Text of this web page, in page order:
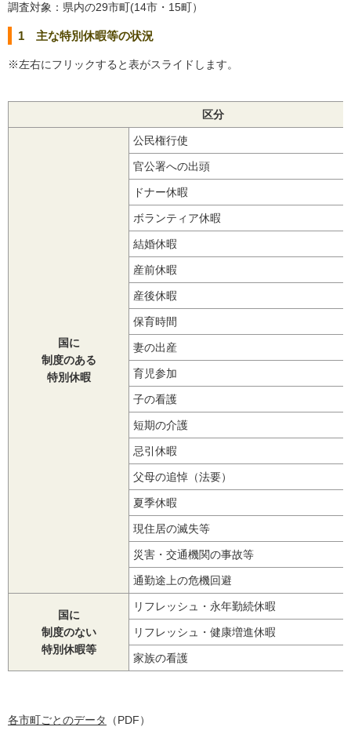
調査対象：県内の29市町(14市・15町）
1 主な特別休暇等の状況
※左右にフリックすると表がスライドします。
区分
国に
制度のある
特別休暇
公民権行使
官公署への出頭
ドナー休暇
ボランティア休暇
結婚休暇
産前休暇
産後休暇
保育時間
妻の出産
育児参加
子の看護
短期の介護
忌引休暇
父母の追悼（法要）
夏季休暇
現住居の滅失等
災害・交通機関の事故等
通勤途上の危機回避
国に
制度のない
特別休暇等
リフレッシュ・永年勤続休暇
リフレッシュ・健康増進休暇
家族の看護
各市町ごとのデータ （PDF）